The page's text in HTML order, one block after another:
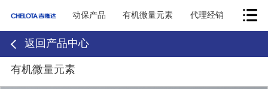
动保产品 有机微量元素 代理经销
返回产品中心
有机微量元素